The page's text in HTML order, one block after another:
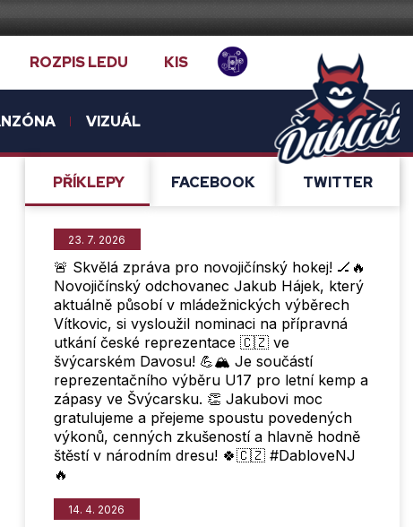
ROZPIS LEDU KIS
VIZUÁL
PŘÍ­KLEPY FACEBOOK TWITTER
23. 7. 2026
🚨 Skvělá zpráva pro novojičínský hokej! 🏒🔥
Novojičínský odchovanec Jakub Hájek, který
aktuálně působí v mládežnických výběrech
Vítkovic, si vysloužil nominaci na přípravná
utkání české reprezentace 🇨🇿 ve
švýcarském Davosu! 💪🏔️ Je součástí
reprezentačního výběru U17 pro letní kemp a
zápasy ve Švýcarsku. 👏 Jakubovi moc
gratulujeme a přejeme spoustu povedených
výkonů, cenných zkušeností a hlavně hodně
štěstí v národním dresu! 🍀🇨🇿 #DabloveNJ
🔥
14. 4. 2026